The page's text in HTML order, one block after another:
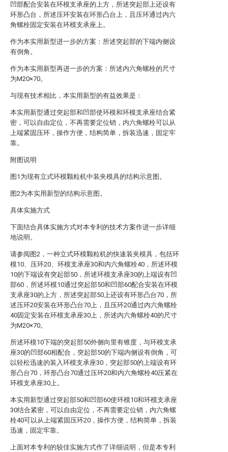
凹部配合安装在环模支承座的上方，所述突起部上还设有
环形凸台，所述压环安装在环形凸台上，且压环通过内六
角螺栓固定安装在环模支承座上。
作为本实用新型进一步的方案：所述突起部的下端内侧设
有倒角。
作为本实用新型再进一步的方案：所述内六角螺栓的尺寸
为M20×70。
与现有技术相比，本实用新型的有益效果是：
本实用新型通过突起部和凹部使环模和环模支承座结合紧
密，可以自由定位，不再需要定位销，内六角螺栓可以从
上端紧固压环，操作方便，结构简单，拆装迅速，固定牢
靠。
附图说明
图1为现有立式环模颗粒机中装夹模具的结构示意图。
图2为本实用新型的结构示意图。
具体实施方式
下面结合具体实施方式对本专利的技术方案作进一步详细
地说明。
请参阅图2，一种立式环模颗粒机的快速装夹模具，包括环
模10、压环20、环模支承座30和内六角螺栓40，所述环模
10的下端设有突起部50，所述环模支承座30的上端设有凹
部60，所述环模10通过突起部50和凹部60配合安装在环模
支承座30的上方，所述突起部50上还设有环形凸台70，所
述压环20安装在环形凸台70上，且压环20通过内六角螺栓
40固定安装在环模支承座30上，所述内六角螺栓40的尺寸
为M20×70。
所述环模10下端的突起部50外侧向里有锥度，与环模支承
座30的凹部60相配合，突起部50的下端内侧设有倒角，可
以轻松迅速的装入环模支承座30，突起部50的上端设有环
形凸台70，环形凸台70通过压环20和内六角螺栓40压紧在
环模支承座30上。
本实用新型通过突起部50和凹部60使环模10和环模支承座
30结合紧密，可以自由定位，不再需要定位销，内六角螺
栓40可以从上端紧固压环20，操作方便，结构简单，拆装
迅速，固定牢靠。
上面对本专利的较佳实施方式作了详细说明，但是本专利